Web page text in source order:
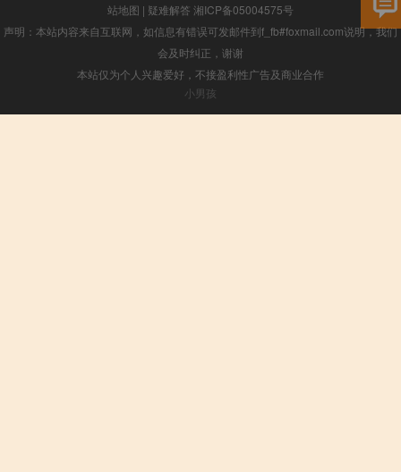
站地图 | 疑难解答 湘ICP备05004575号
声明：本站内容来自互联网，如信息有错误可发邮件到f_fb#foxmail.com说明，我们
会及时纠正，谢谢
本站仅为个人兴趣爱好，不接盈利性广告及商业合作
小男孩